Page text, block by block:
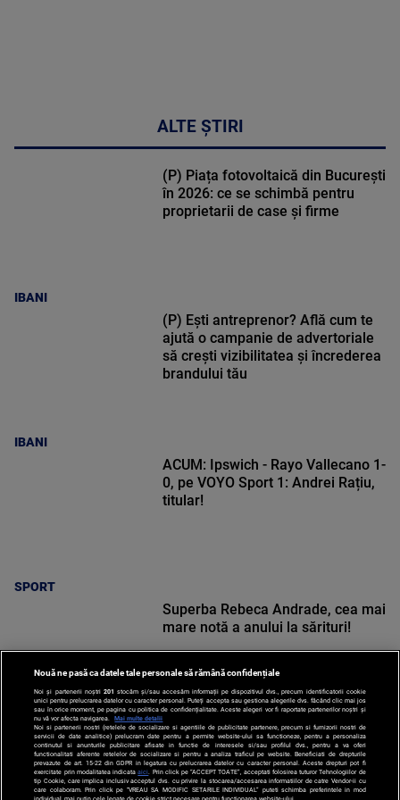
ALTE ȘTIRI
IBANI
(P) Piața fotovoltaică din București
în 2026: ce se schimbă pentru
proprietarii de case și firme
IBANI
(P) Ești antreprenor? Află cum te
ajută o campanie de advertoriale
să crești vizibilitatea și încrederea
brandului tău
SPORT
ACUM: Ipswich - Rayo Vallecano 1-
0, pe VOYO Sport 1: Andrei Rațiu,
titular!
SPORT
Superba Rebeca Andrade, cea mai
mare notă a anului la sărituri!
Nouă ne pasă ca datele tale personale să rămână confidențiale
Noi și partenerii noștri 201 stocăm și/sau accesăm informații pe dispozitivul dvs., precum identificatorii cookie
unici pentru prelucrarea datelor cu caracter personal. Puteți accepta sau gestiona alegerile dvs. făcând clic mai jos
sau în orice moment, pe pagina cu politica de confidențialitate. Aceste alegeri vor fi raportate partenerilor noștri și
nu vă vor afecta navigarea.
Mai multe detalii
Noi si partenerii nostri (retelele de socializare si agentiile de publicitate partenere, precum si furnizorii nostri de
servicii de date analitice) prelucram date pentru a permite website-ului sa functioneze, pentru a personaliza
continutul si anunturile publicitare afisate in functie de interesele si/sau profilul dvs., pentru a va oferi
functionalitati aferente retelelor de socializare si pentru a analiza traficul pe website. Beneficiati de drepturile
prevazute de art. 15-22 din GDPR in legatura cu prelucrarea datelor cu caracter personal. Aceste drepturi pot fi
exercitate prin modalitatea indicataaici . Prin click pe “ACCEPT TOATE”, acceptati folosirea tuturor Tehnologiilor de
tip Cookie, care implica inclusiv acceptul dvs. cu privire la stocarea/accesarea informatiilor de catre Vendor-ii cu
care colaboram. Prin click pe “VREAU SA MODIFIC SETARILE INDIVIDUAL” puteti schimba preferintele in mod
individual, mai putin cele legate de cookie strict necesare pentru functionarea website-ului.